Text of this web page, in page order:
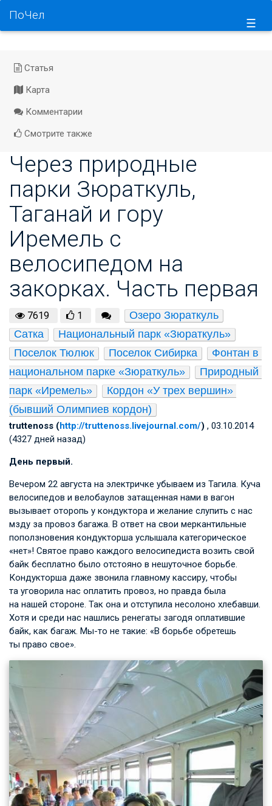
☰
ПоЧел
Статья
Карта
Комментарии
Смотрите также
Через природные
парки Зюраткуль,
Таганай и гору
Иремель с
велосипедом на
закорках. Часть первая
7619 1
Озеро Зюраткуль
Сатка
Национальный парк «Зюраткуль»
Поселок Тюлюк
Поселок Сибирка
Фонтан в
национальном парке «Зюраткуль»
Природный
парк «Иремель»
Кордон «У трех вершин»
(бывший Олимпиев кордон)
truttenoss (http://truttenoss.livejournal.com/) , 03.10.2014
(4327 дней назад)
День первый.
Вечером 22 августа на электричке убываем из Тагила. Куча
велосипедов и велобаулов затащенная нами в вагон
вызывает оторопь у кондуктора и желание слупить с нас
мзду за провоз багажа. В ответ на свои меркантильные
поползновения кондукторша услышала категорическое
«нет»! Святое право каждого велосипедиста возить свой
байк бесплатно было отстояно в нешуточное борьбе.
Кондукторша даже звонила главному кассиру, чтобы
та уговорила нас оплатить провоз, но правда была
на нашей стороне. Так она и отступила несолоно хлебавши.
Хотя и среди нас нашлись ренегаты загодя оплатившие
байк, как багаж. Мы-то не такие: «В борьбе обретешь
ты право свое».